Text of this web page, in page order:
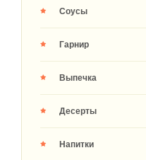
Соусы
Гарнир
Выпечка
Десерты
Напитки